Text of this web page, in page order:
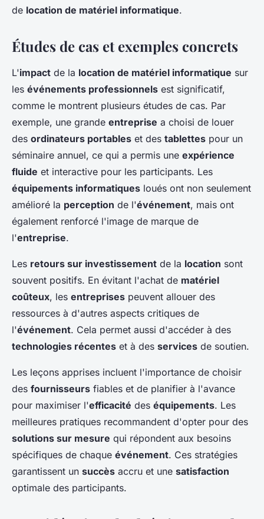
de location de matériel informatique.
Études de cas et exemples concrets
L'impact de la location de matériel informatique sur
les événements professionnels est significatif,
comme le montrent plusieurs études de cas. Par
exemple, une grande entreprise a choisi de louer
des ordinateurs portables et des tablettes pour un
séminaire annuel, ce qui a permis une expérience
fluide et interactive pour les participants. Les
équipements informatiques loués ont non seulement
amélioré la perception de l'événement, mais ont
également renforcé l'image de marque de
l'entreprise.
Les retours sur investissement de la location sont
souvent positifs. En évitant l'achat de matériel
coûteux, les entreprises peuvent allouer des
ressources à d'autres aspects critiques de
l'événement. Cela permet aussi d'accéder à des
technologies récentes et à des services de soutien.
Les leçons apprises incluent l'importance de choisir
des fournisseurs fiables et de planifier à l'avance
pour maximiser l'efficacité des équipements. Les
meilleures pratiques recommandent d'opter pour des
solutions sur mesure qui répondent aux besoins
spécifiques de chaque événement. Ces stratégies
garantissent un succès accru et une satisfaction
optimale des participants.